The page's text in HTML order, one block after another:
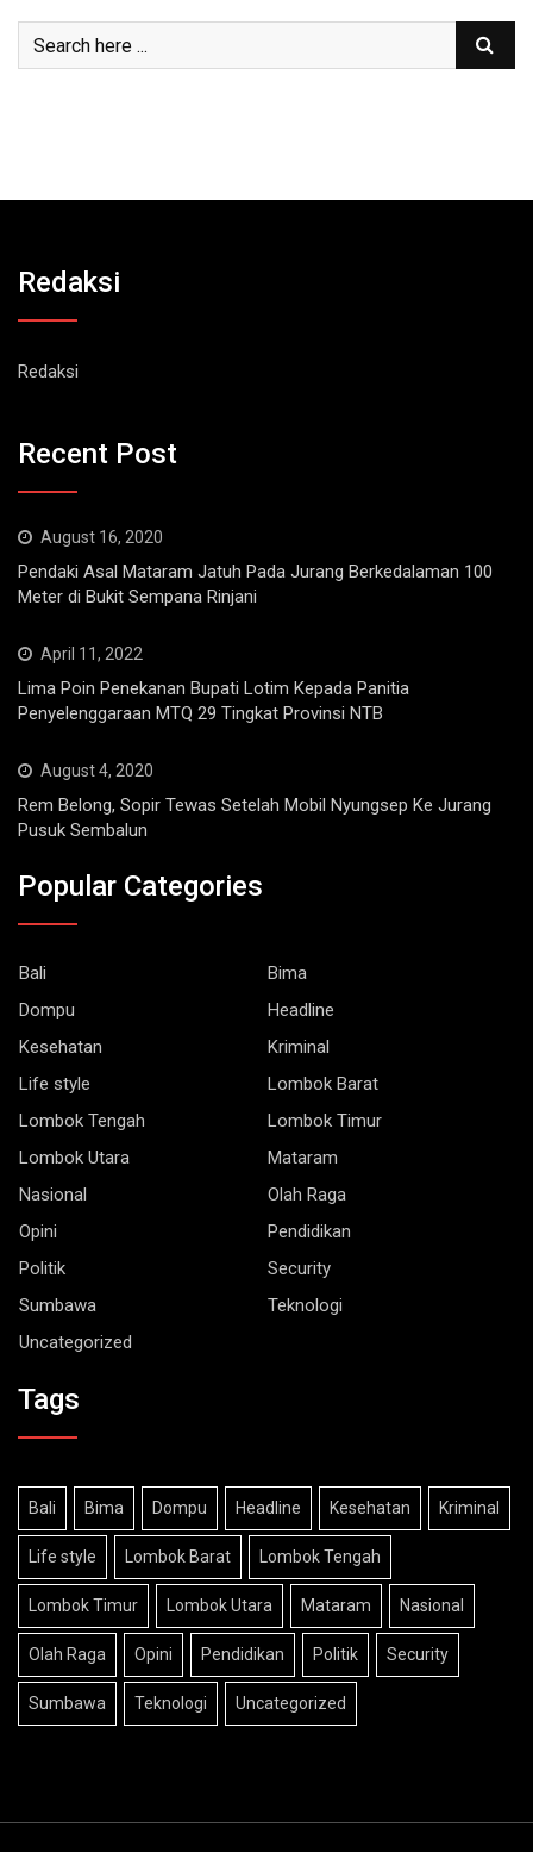
Redaksi
Redaksi
Recent Post
August 16, 2020
Pendaki Asal Mataram Jatuh Pada Jurang Berkedalaman 100
Meter di Bukit Sempana Rinjani
April 11, 2022
Lima Poin Penekanan Bupati Lotim Kepada Panitia
Penyelenggaraan MTQ 29 Tingkat Provinsi NTB
August 4, 2020
Rem Belong, Sopir Tewas Setelah Mobil Nyungsep Ke Jurang
Pusuk Sembalun
Popular Categories
Bali
Bima
Dompu
Headline
Kesehatan
Kriminal
Life style
Lombok Barat
Lombok Tengah
Lombok Timur
Lombok Utara
Mataram
Nasional
Olah Raga
Opini
Pendidikan
Politik
Security
Sumbawa
Teknologi
Uncategorized
Tags
Bali Bima Dompu Headline Kesehatan Kriminal
Life style Lombok Barat Lombok Tengah
Lombok Timur Lombok Utara Mataram Nasional
Olah Raga Opini Pendidikan Politik Security
Sumbawa Teknologi Uncategorized